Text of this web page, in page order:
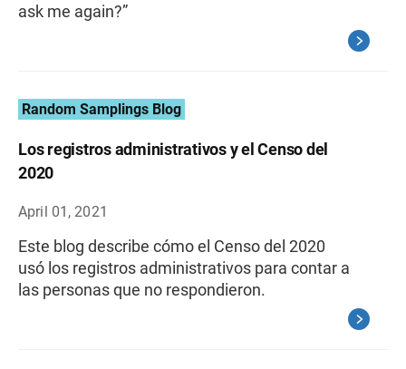
ask me again?”
Random Samplings Blog
Los registros administrativos y el Censo del
2020
April 01, 2021
Este blog describe cómo el Censo del 2020
usó los registros administrativos para contar a
las personas que no respondieron.